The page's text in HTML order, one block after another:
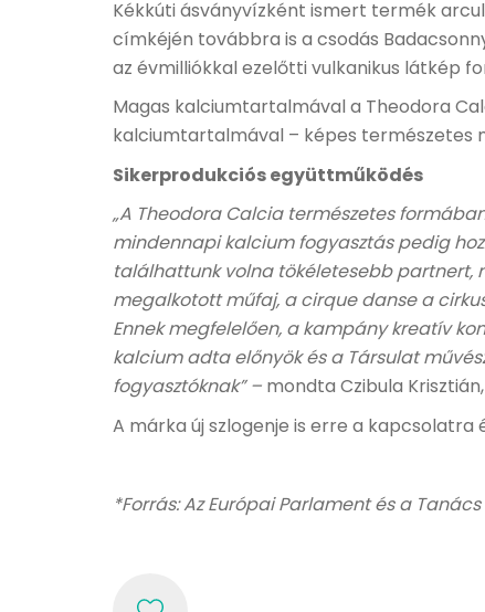
Kékkúti ásványvízként ismert termék
címkéjén továbbra is a csodás
az évmilliókkal ezelőtti vulkanikus látkép
Magas kalciumtartalmával a Theodora
kalciumtartalmával – képes természetes
Sikerprodukciós együttműködés
„A Theodora Calcia természetes
mindennapi kalcium fogyasztás pedig
találhattunk volna tökéletesebb partnert,
megalkotott műfaj, a cirque danse a
Ennek megfelelően, a kampány kreatív
kalcium adta előnyök és a Társulat
fogyasztóknak” – mondta Czibula
A márka új szlogenje is erre a
*Forrás: Az Európai Parlament és a Tanács